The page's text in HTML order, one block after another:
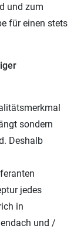
und zum
für einen stets
sondern
Deshalb
jedes
in
und /